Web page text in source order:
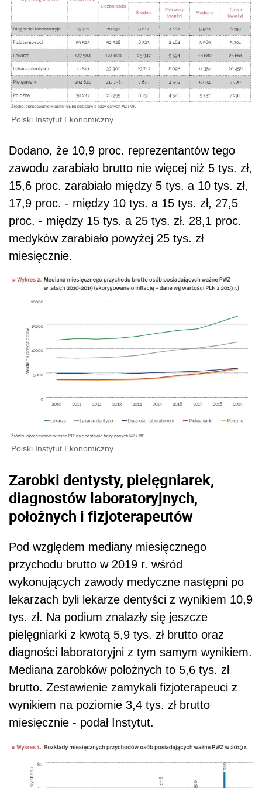
Polski Instytut Ekonomiczny
Dodano, że 10,9 proc. reprezentantów tego
zawodu zarabiało brutto nie więcej niż 5 tys. zł,
15,6 proc. zarabiało między 5 tys. a 10 tys. zł,
17,9 proc. - między 10 tys. a 15 tys. zł, 27,5
proc. - między 15 tys. a 25 tys. zł. 28,1 proc.
medyków zarabiało powyżej 25 tys. zł
miesięcznie.
Polski Instytut Ekonomiczny
Zarobki dentysty, pielęgniarek,
diagnostów laboratoryjnych,
położnych i fizjoterapeutów
Pod względem mediany miesięcznego
przychodu brutto w 2019 r. wśród
wykonujących zawody medyczne następni po
lekarzach byli lekarze dentyści z wynikiem 10,9
tys. zł. Na podium znalazły się jeszcze
pielęgniarki z kwotą 5,9 tys. zł brutto oraz
diagności laboratoryjni z tym samym wynikiem.
Mediana zarobków położnych to 5,6 tys. zł
brutto. Zestawienie zamykali fizjoterapeuci z
wynikiem na poziomie 3,4 tys. zł brutto
miesięcznie - podał Instytut.